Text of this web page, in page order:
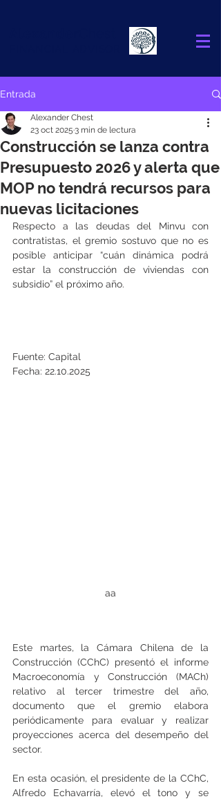
Entrada
Construcción se lanza contra
Presupuesto 2026 y alerta que
MOP no tendrá recursos para
nuevas licitaciones
Alexander Chest
23 oct 2025 3 min de lectura
Respecto a las deudas del Minvu con
contratistas, el gremio sostuvo que no es
posible anticipar “cuán dinámica podrá
estar la construcción de viviendas con
subsidio” el próximo año.
Fuente: Capital
Fecha: 22.10.2025
aa
Este martes, la Cámara Chilena de la
Construcción (CChC) presentó el informe
Macroeconomía y Construcción (MACh)
relativo al tercer trimestre del año,
documento que el gremio elabora
periódicamente para evaluar y realizar
proyecciones acerca del desempeño del
sector.
En esta ocasión, el presidente de la CChC,
Alfredo Echavarría, elevó el tono y se